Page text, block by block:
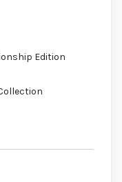
Edition